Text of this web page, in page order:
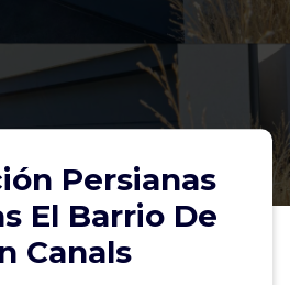
Persianas
El Barrio De
Canals